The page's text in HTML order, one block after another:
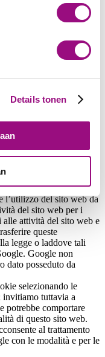
Details tonen
un servizio di analisi
Analytics utilizza i
un’analisi dell’utilizzo
generalmente
dell’anonimizzazione
IP sarà dapprima
sullo Spazio economico
verrà trasmesso a un
Google utilizzerà le
l’utilizzo del sito web da
del sito web per i
attività del sito web e
queste
legge o laddove tali
Google non
dato posseduto da
selezionando le
invitiamo tuttavia a
potrebbe comportare
di questo sito web.
al trattamento
con le modalità e per le